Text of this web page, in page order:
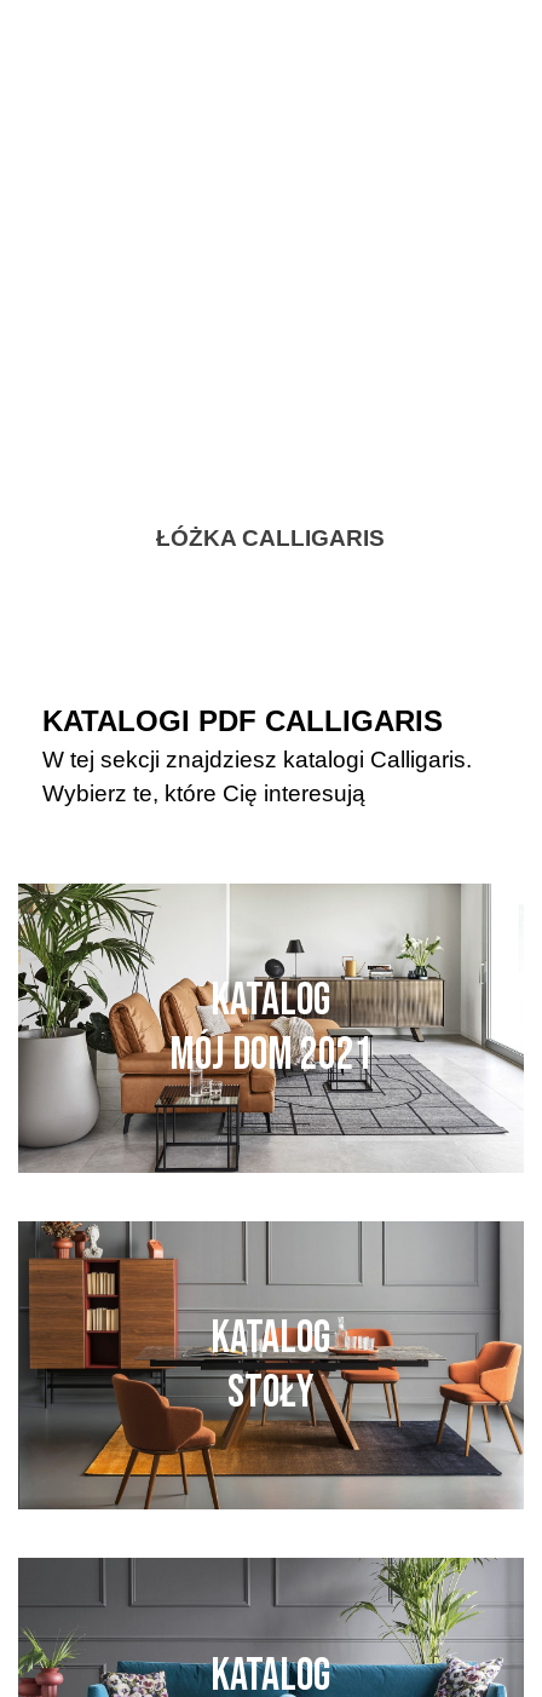
ŁÓŻKA CALLIGARIS
KATALOGI PDF CALLIGARIS
W tej sekcji znajdziesz katalogi Calligaris.
Wybierz te, które Cię interesują
KATALOG
MÓJ DOM 2021
KATALOG
STOŁY
ZOBACZ WIĘCEJ
KATALOG
ZOBACZ WIĘCEJ